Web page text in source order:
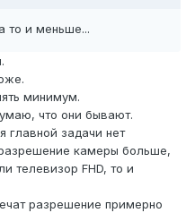
то и меньше...
минимум.
что они бывают.
главной задачи нет
камеры больше,
телевизор FHD, то и
разрешение примерно